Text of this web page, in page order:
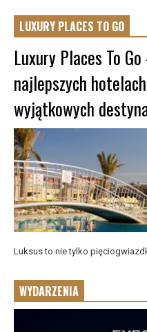
LUXURY PLACES TO GO
Luxury Places To
najlepszych
wyjątkowych
Luksus to nie tylko
WYDARZENIA